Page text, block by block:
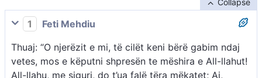
Collapse
1
Feti Mehdiu
Thuaj: “O njerëzit e mi, të cilët keni bërë gabim ndaj
vetes, mos e këputni shpresën te mëshira e All-llahut!
All-llahu, me siguri, do t’ua falë tëra mëkatet; Ai,